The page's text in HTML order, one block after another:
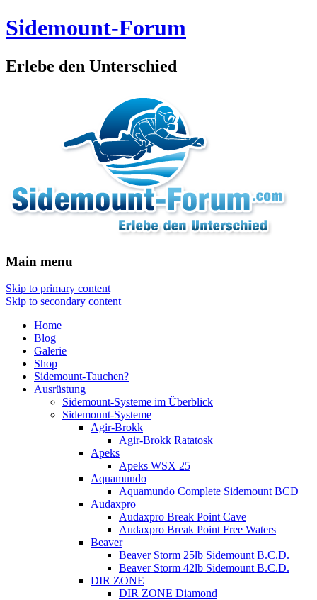
Sidemount-Forum
Erlebe den Unterschied
Main menu
Skip to primary content
Skip to secondary content
Home
Blog
Galerie
Shop
Sidemount-Tauchen?
Ausrüstung
Sidemount-Systeme im Überblick
Sidemount-Systeme
Agir-Brokk
Agir-Brokk Ratatosk
Apeks
Apeks WSX 25
Aquamundo
Aquamundo Complete Sidemount BCD
Audaxpro
Audaxpro Break Point Cave
Audaxpro Break Point Free Waters
Beaver
Beaver Storm 25lb Sidemount B.C.D.
Beaver Storm 42lb Sidemount B.C.D.
DIR ZONE
DIR ZONE Diamond